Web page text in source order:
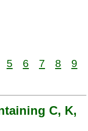
5 6 7 8
9
C, K,